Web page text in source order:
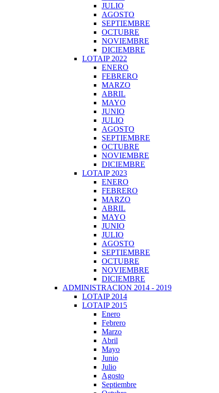
JULIO
AGOSTO
SEPTIEMBRE
OCTUBRE
NOVIEMBRE
DICIEMBRE
LOTAIP 2022
ENERO
FEBRERO
MARZO
ABRIL
MAYO
JUNIO
JULIO
AGOSTO
SEPTIEMBRE
OCTUBRE
NOVIEMBRE
DICIEMBRE
LOTAIP 2023
ENERO
FEBRERO
MARZO
ABRIL
MAYO
JUNIO
JULIO
AGOSTO
SEPTIEMBRE
OCTUBRE
NOVIEMBRE
DICIEMBRE
ADMINISTRACION 2014 - 2019
LOTAIP 2014
LOTAIP 2015
Enero
Febrero
Marzo
Abril
Mayo
Junio
Julio
Agosto
Septiembre